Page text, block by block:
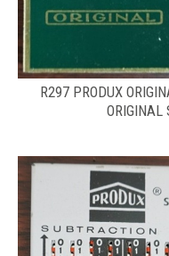
R297 PRODUX